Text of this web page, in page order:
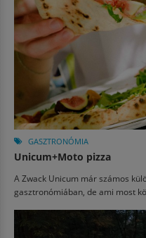
GASZTRONÓMIA
Unicum+Moto pizza
A Zwack Unicum már számos
gasztronómiában, de ami most